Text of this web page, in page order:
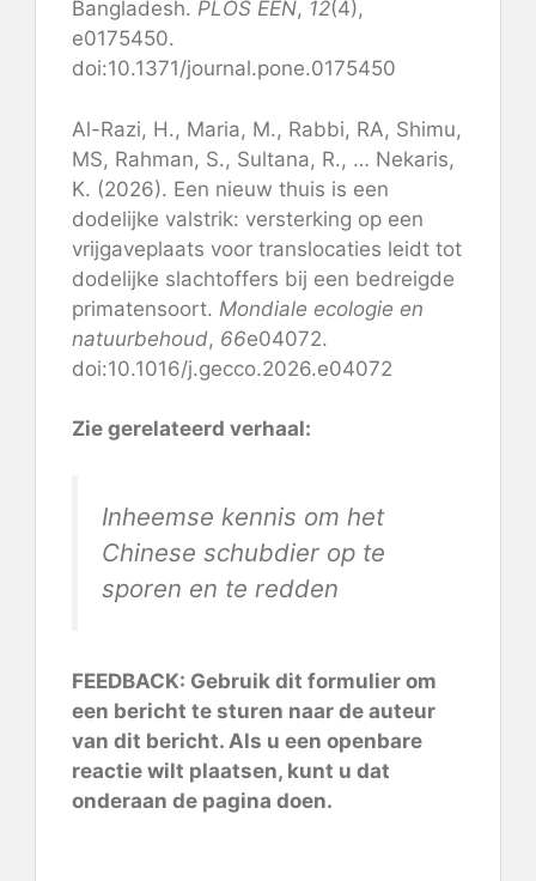
Bangladesh. PLOS EEN, 12(4),
e0175450.
doi:10.1371/journal.pone.0175450
Al-Razi, H., Maria, M., Rabbi, RA, Shimu,
MS, Rahman, S., Sultana, R., … Nekaris,
K. (2026). Een nieuw thuis is een
dodelijke valstrik: versterking op een
vrijgaveplaats voor translocaties leidt tot
dodelijke slachtoffers bij een bedreigde
primatensoort. Mondiale ecologie en
natuurbehoud, 66e04072.
doi:10.1016/j.gecco.2026.e04072
Zie gerelateerd verhaal:
Inheemse kennis om het
Chinese schubdier op te
sporen en te redden
FEEDBACK: Gebruik dit formulier om
een ​​bericht te sturen naar de auteur
van dit bericht. Als u een openbare
reactie wilt plaatsen, kunt u dat
onderaan de pagina doen.